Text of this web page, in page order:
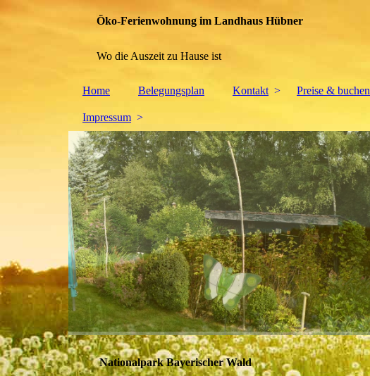
Öko-Ferienwohnung im Landhaus Hübner
Wo die Auszeit zu Hause ist
Home Belegungsplan Kontakt Preise & buchen
Impressum
Nationalpark Bayerischer Wald